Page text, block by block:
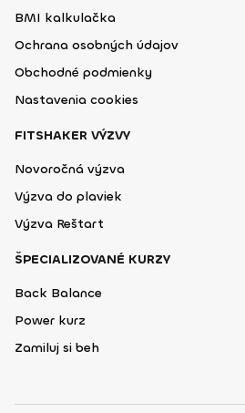
BMI kalkulačka
Ochrana osobných údajov
Obchodné podmienky
Nastavenia cookies
FITSHAKER VÝZVY
Novoročná výzva
Výzva do plaviek
Výzva Reštart
ŠPECIALIZOVANÉ KURZY
Back Balance
Power kurz
Zamiluj si beh